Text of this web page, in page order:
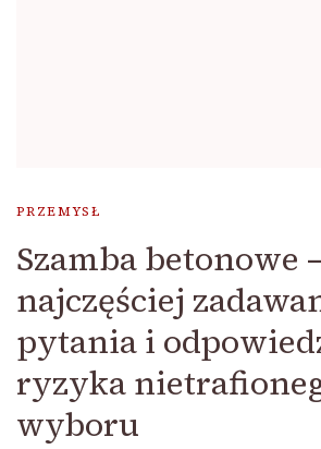
PRZEMYSŁ
Szamba betonowe –
najczęściej
pytania i
ryzyka
wyboru